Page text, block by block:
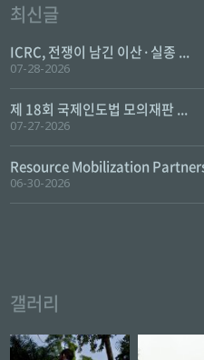
최신글
ICRC, 전쟁이 남긴 이산·실종 ...
07-28-2026
제 18회 국제인도법 모의재판 ...
07-27-2026
Resource Mobilization
06-30-2026
갤러리